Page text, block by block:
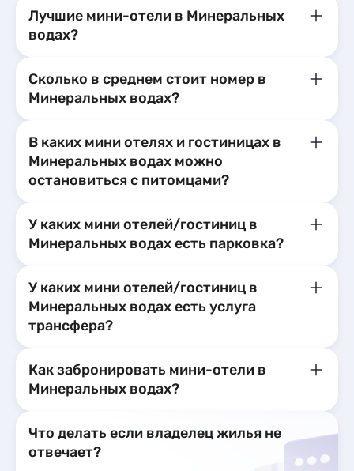
Шале
Пансионаты 2
Лучшие мини-отели в Минеральных
водах?
Сколько в среднем стоит номер в
Минеральных водах?
В каких мини отелях и гостиницах в
Минеральных водах можно
остановиться с питомцами?
У каких мини отелей/гостиниц в
Минеральных водах есть парковка?
У каких мини отелей/гостиниц в
Минеральных водах есть услуга
трансфера?
Как забронировать мини-отели в
Минеральных водах?
Что делать если владелец жилья не
отвечает?